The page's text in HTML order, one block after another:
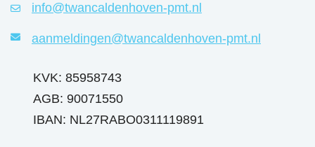
info@twancaldenhoven-pmt.nl
aanmeldingen@twancaldenhoven-pmt.nl
KVK: 85958743
AGB: 90071550
IBAN: NL27RABO0311119891